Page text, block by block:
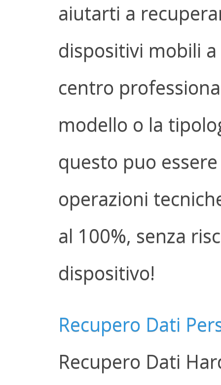
aiutarti a
dispositivi mobili
centro
modello o la
questo puo
operazioni
al 100%, senza
dispositivo!
Recupero Dati
Recupero Dati